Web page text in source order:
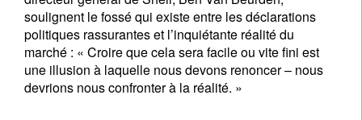
soulignent le fossé qui existe entre les déclarations
politiques rassurantes et l’inquiétante réalité du
marché : « Croire que cela sera facile ou vite fini est
une illusion à laquelle nous devons renoncer – nous
devrions nous confronter à la réalité. »